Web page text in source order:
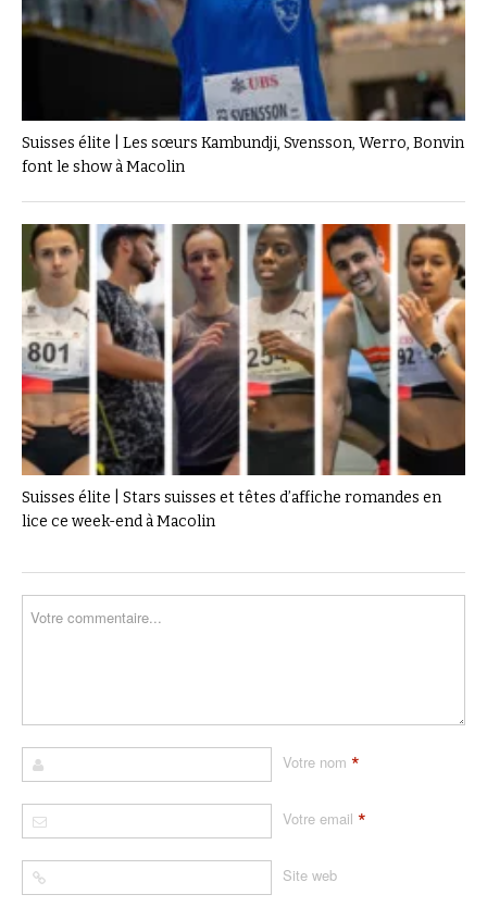
Suisses élite | Les sœurs Kambundji, Svensson, Werro, Bonvin
font le show à Macolin
Suisses élite | Stars suisses et têtes d’affiche romandes en
lice ce week-end à Macolin
Votre nom *
Votre email *
Site web